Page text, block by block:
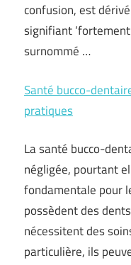
confusion, est
signifiant
surnommé …
Santé bucco-
pratiques
La santé bucco-
négligée, pourtant
fondamentale pour
possèdent des
nécessitent des
particulière, ils